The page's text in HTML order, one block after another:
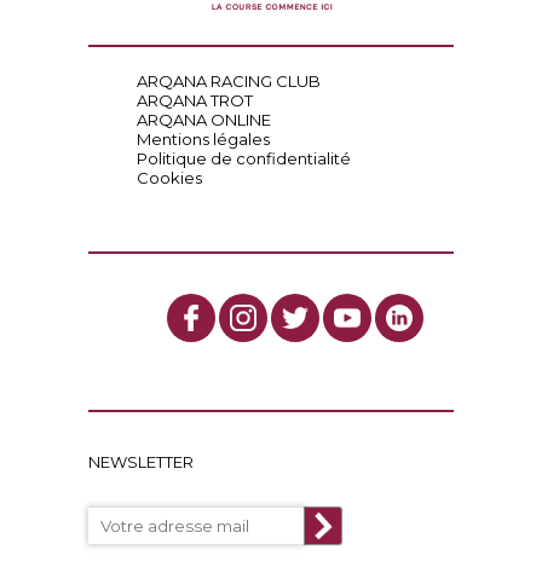
ARQANA RACING CLUB
ARQANA TROT
ARQANA ONLINE
Mentions légales
Politique de confidentialité
Cookies
NEWSLETTER